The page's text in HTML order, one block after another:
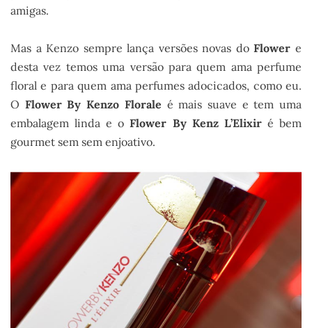
amigas.
Mas a Kenzo sempre lança versões novas doFlowere
desta vez temos uma versão para quem ama perfume
floral e para quem ama perfumes adocicados, como eu.
O Flower By Kenzo Florale é mais suave e tem uma
embalagem linda e oFlower By Kenz L’Elixiré bem
gourmet sem sem enjoativo.